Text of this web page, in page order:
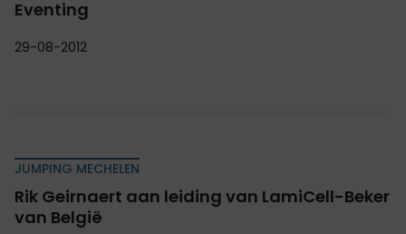
Eventing
29-08-2012
JUMPING MECHELEN
Rik Geirnaert aan leiding van LamiCell-Beker
van België